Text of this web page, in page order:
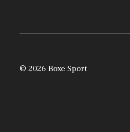
© 2026 Boxe Sport